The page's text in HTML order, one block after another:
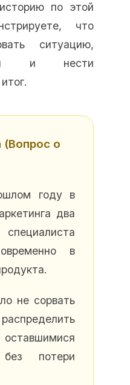
по этой
что
ситуацию,
и нести
(Вопрос о
году в
два
в
не сорвать
оставшимися
без потери